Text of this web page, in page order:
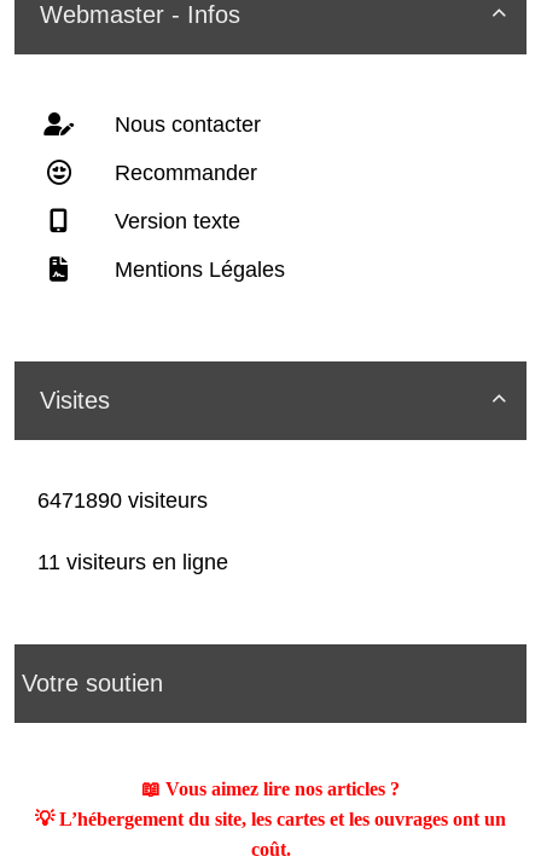

Webmaster - Infos
Nous contacter
Recommander
Version texte
Mentions Légales

Visites
6471890 visiteurs
11 visiteurs en ligne
Votre soutien
📖 Vous aimez lire nos articles ?
💡 L’hébergement du site, les cartes et les ouvrages ont un
coût.